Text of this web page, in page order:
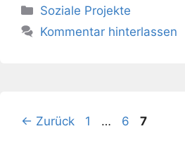
Kategorien
Soziale Projekte
Kommentar hinterlassen
← Zurück Seite
1 … Seite
6 Seite
7